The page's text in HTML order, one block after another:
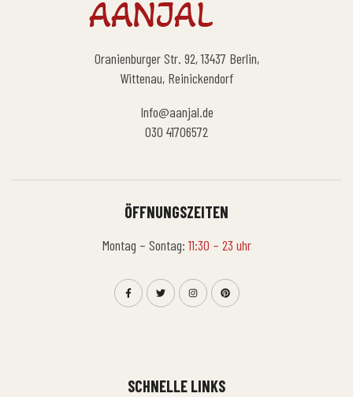
Oranienburger Str. 92, 13437 Berlin,
Wittenau, Reinickendorf
Info@aanjal.de
030 41706572
SCHNELLE LINKS
ÖFFNUNGSZEITEN
Montag – Sontag:11:30 – 23 uhr